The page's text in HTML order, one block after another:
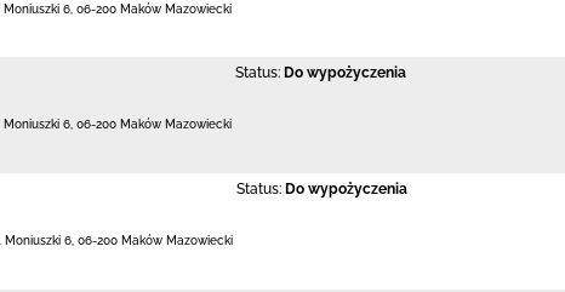
Moniuszki 6 06-200 Maków Mazowiecki
Status: Do wypożyczenia
Moniuszki 6, 06-200 Maków Mazowiecki
Status: Do wypożyczenia
Moniuszki 6 06-200 Maków Mazowiecki